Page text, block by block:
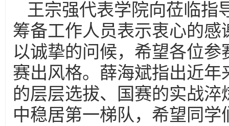
王宗强代表学院向莅临指
筹备工作人员表示衷心的
以诚挚的问候，希望各位
赛出风格。薛海斌指出近
的层层选拔、国赛的实战
中稳居第一梯队，希望同